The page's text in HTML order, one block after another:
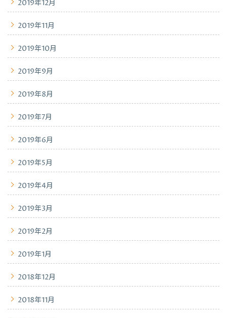
2019年12月
2019年11月
2019年10月
2019年9月
2019年8月
2019年7月
2019年6月
2019年5月
2019年4月
2019年3月
2019年2月
2019年1月
2018年12月
2018年11月